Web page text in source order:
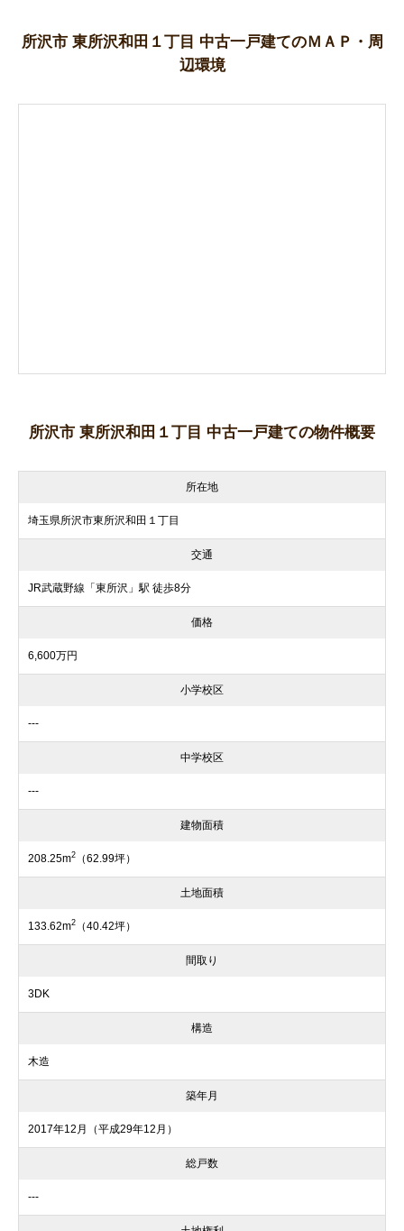
所沢市 東所沢和田１丁目 中古一戸建てのＭＡＰ・周
辺環境
所沢市 東所沢和田１丁目 中古一戸建ての物件概要
所在地
埼玉県所沢市東所沢和田１丁目
交通
JR武蔵野線「東所沢」駅 徒歩8分
価格
6,600万円
小学校区
---
中学校区
---
建物面積
208.25m2 （62.99坪）
土地面積
133.62m2 （40.42坪）
間取り
3DK
構造
木造
築年月
2017年12月（平成29年12月）
総戸数
---